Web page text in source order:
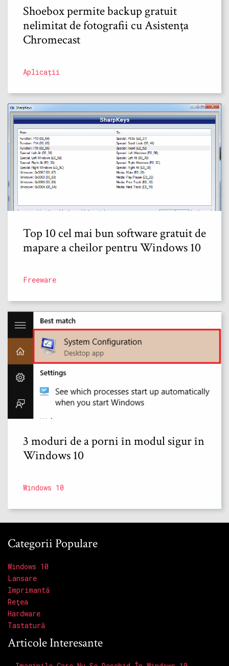
Shoebox permite backup gratuit
nelimitat de fotografii cu Asistența
Chromecast
Aplicații
Top 10 cel mai bun software gratuit de
mapare a cheilor pentru Windows 10
Freeware
3 moduri de a porni în modul sigur în
Windows 10
Windows 10
Categorii Populare
Windows 10
Lansare
Imprimantă
Reţea
Hardware
Tastatură
Articole Interesante